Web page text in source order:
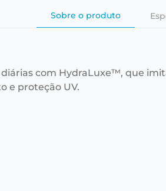
Sobre o produto
com HydraLuxe™, que
e proteção UV.